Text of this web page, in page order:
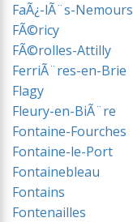
FaÃ¿-lÃ¨s-Nemours
FÃ©ricy
FÃ©rolles-Attilly
FerriÃ¨res-en-Brie
Flagy
Fleury-en-BiÃ¨re
Fontaine-Fourches
Fontaine-le-Port
Fontainebleau
Fontains
Fontenailles